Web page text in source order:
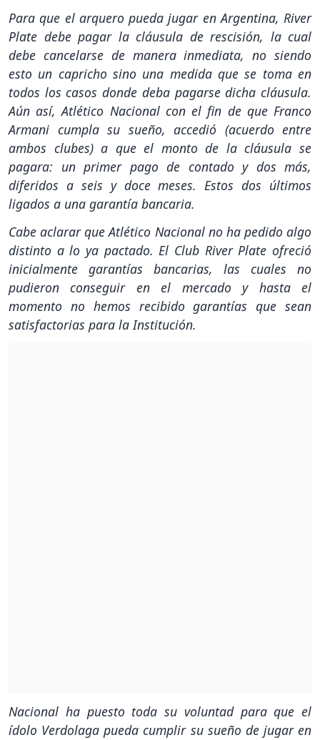
Para que el arquero pueda jugar en Argentina, River
Plate debe pagar la cláusula de rescisión, la cual
debe cancelarse de manera inmediata, no siendo
esto un capricho sino una medida que se toma en
todos los casos donde deba pagarse dicha cláusula.
Aún así, Atlético Nacional con el fin de que Franco
Armani cumpla su sueño, accedió (acuerdo entre
ambos clubes) a que el monto de la cláusula se
pagara: un primer pago de contado y dos más,
diferidos a seis y doce meses. Estos dos últimos
ligados a una garantía bancaria.
Cabe aclarar que Atlético Nacional no ha pedido algo
distinto a lo ya pactado. El Club River Plate ofreció
inicialmente garantías bancarias, las cuales no
pudieron conseguir en el mercado y hasta el
momento no hemos recibido garantías que sean
satisfactorias para la Institución.
Nacional ha puesto toda su voluntad para que el
ídolo Verdolaga pueda cumplir su sueño de jugar en